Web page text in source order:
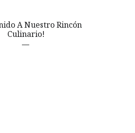
A Nuestro Rincón
Culinario!